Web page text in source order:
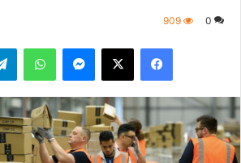
0
909
فيسبوك واتساب